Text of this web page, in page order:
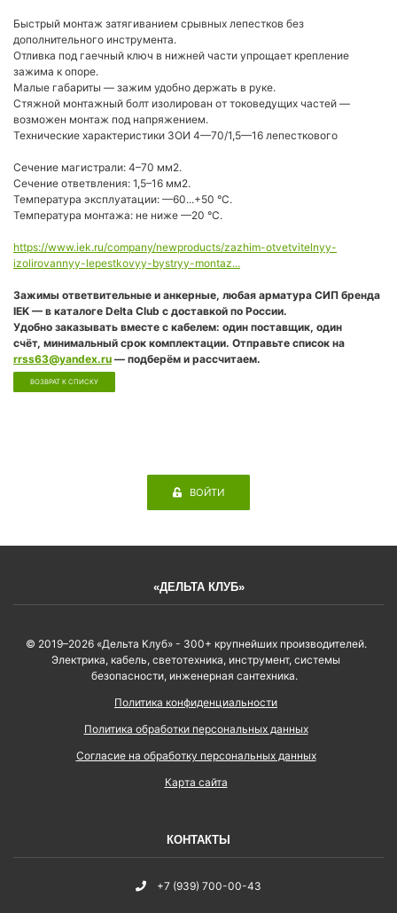
Быстрый монтаж затягиванием срывных лепестков без
дополнительного инструмента.
Отливка под гаечный ключ в нижней части упрощает крепление
зажима к опоре.
Малые габариты — зажим удобно держать в руке.
Стяжной монтажный болт изолирован от токоведущих частей —
возможен монтаж под напряжением.
Технические характеристики ЗОИ 4—70/1,5—16 лепесткового
Сечение магистрали: 4–70 мм2.
Сечение ответвления: 1,5–16 мм2.
Температура эксплуатации: —60...+50 °С.
Температура монтажа: не ниже —20 °С.
https://www.iek.ru/company/newproducts/zazhim-otvetvitelnyy-
izolirovannyy-lepestkovyy-bystryy-montaz...
Зажимы ответвительные и анкерные, любая арматура СИП бренда
IEK — в каталоге Delta Club с доставкой по России.
Удобно заказывать вместе с кабелем: один поставщик, один
счёт, минимальный срок комплектации. Отправьте список на
rrss63@yandex.ru — подберём и рассчитаем.
ВОЗВРАТ К СПИСКУ
ВОЙТИ
«ДЕЛЬТА КЛУБ»
© 2019–2026 «Дельта Клуб» - 300+ крупнейших производителей.
Электрика, кабель, светотехника, инструмент, системы
безопасности, инженерная сантехника.
Политика конфиденциальности
Политика обработки персональных данных
Согласие на обработку персональных данных
Карта сайта
КОНТАКТЫ
+7 (939) 700-00-43